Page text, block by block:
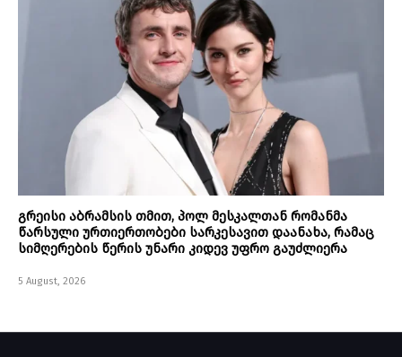
გრეისი აბრამსის თმით, პოლ მესკალთან რომანმა
წარსული ურთიერთობები სარკესავით დაანახა, რამაც
სიმღერების წერის უნარი კიდევ უფრო გაუძლიერა
5 August, 2026